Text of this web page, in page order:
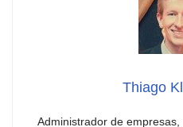
Thiago
Administrador de